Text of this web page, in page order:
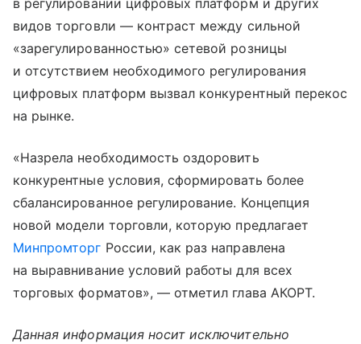
в регулировании цифровых платформ и других
видов торговли — контраст между сильной
«зарегулированностью» сетевой розницы
и отсутствием необходимого регулирования
цифровых платформ вызвал конкурентный перекос
на рынке.
«Назрела необходимость оздоровить
конкурентные условия, сформировать более
сбалансированное регулирование. Концепция
новой модели торговли, которую предлагает
Минпромторг России, как раз направлена
на выравнивание условий работы для всех
торговых форматов», — отметил глава АКОРТ.
Данная информация носит исключительно